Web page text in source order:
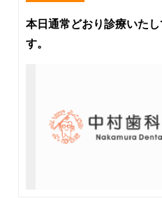
本日通常どおり診療いたし
す。